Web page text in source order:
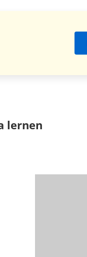
lernen